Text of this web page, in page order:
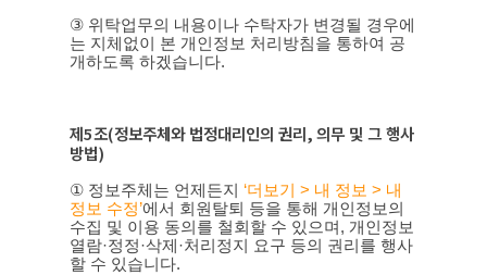
③ 위탁업무의 내용이나 수탁자가 변경될 경우에
는 지체없이 본 개인정보 처리방침을 통하여 공
개하도록 하겠습니다.
제5조(정보주체와 법정대리인의 권리,의무 및 그 행사
방법)
① 정보주체는 언제든지 ‘더보기 > 내 정보 > 내
정보 수정’에서 회원탈퇴 등을 통해 개인정보의
수집 및 이용 동의를 철회할 수 있으며 , 개인정보
열람·정정·삭제 ·처리정지 요구 등의 권리를 행사
할 수 있습니다.